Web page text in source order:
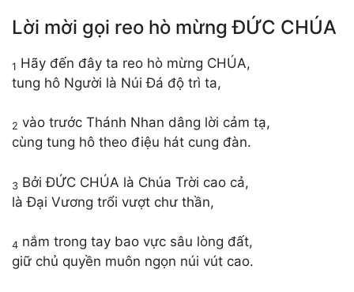
Lời mời gọi reo hò mừng ĐỨC CHÚA
1 Hãy đến đây ta reo hò mừng CHÚA,
tung hô Người là Núi Đá độ trì ta,
2 vào trước Thánh Nhan dâng lời cảm tạ,
cùng tung hô theo điệu hát cung đàn.
3 Bởi ĐỨC CHÚA là Chúa Trời cao cả,
là Đại Vương trổi vượt chư thần,
4 nắm trong tay bao vực sâu lòng đất,
giữ chủ quyền muôn ngọn núi vút cao.